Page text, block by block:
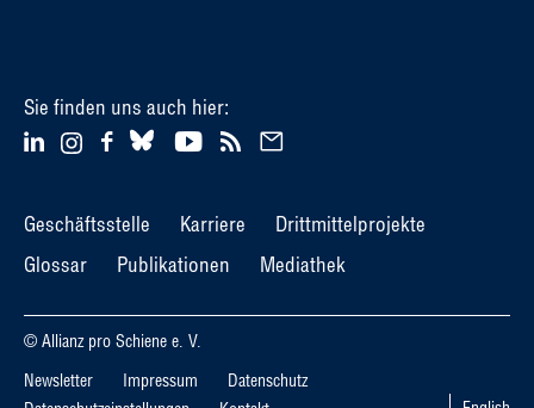
Sie finden uns auch hier:
Geschäftsstelle Karriere
Drittmittelprojekte
Glossar
Publikationen Mediathek
© Allianz pro Schiene e. V.
Newsletter
Impressum
Datenschutz